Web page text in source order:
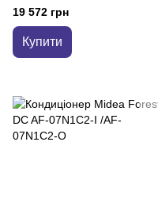
19 572 грн
Купити